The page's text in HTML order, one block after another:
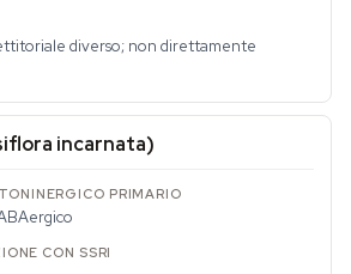
diverso; non direttamente
incarnata)